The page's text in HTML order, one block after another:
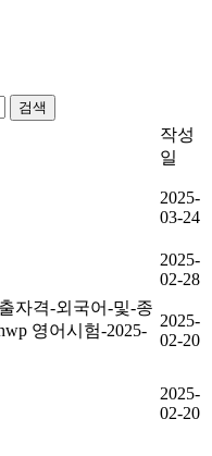
검색
작성
일
2025-
03-24
2025-
02-28
자격-외국어-및-종
영어시험-2025-
2025-
02-20
2025-
02-20